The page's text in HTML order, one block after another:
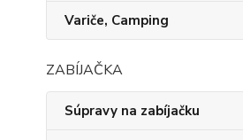
Variče, Camping
ZABÍJAČKA
Súpravy na zabíjačku